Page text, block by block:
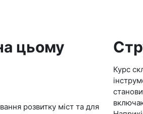
цьому
розвитку міст та для
Курс